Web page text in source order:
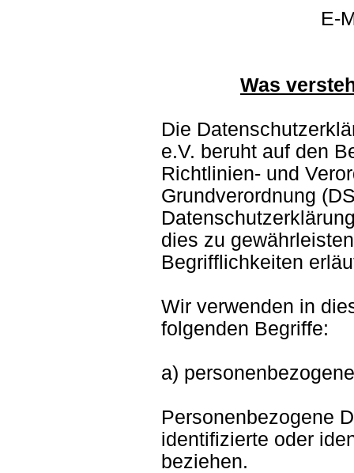
E-
Was
Die
e.V. beruht auf den
Richtlinien- und
Grundverordnung
dies zu
Begrifflichkeiten
Wir verwenden in
folgenden Begriffe:
a)
Personenbezogene
identifizierte oder
beziehen.